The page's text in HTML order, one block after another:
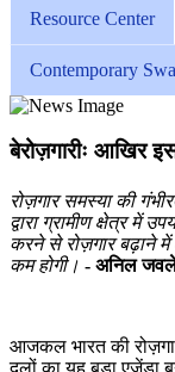
Resource Center
Contemporary
बेरोज़गारीः आखिर
रोज़गार समस्या की
द्वारा ग्रामीण क्षेत्र में
करने से रोज़गार बढ़ाने में
कम होगी। - अनिल
आजकल भारत की
दलों का यह बड़ा एजेंडा